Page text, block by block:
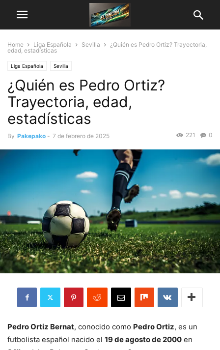
Home Liga Española Sevilla
¿Quién es Pedro Ortiz? Trayectoria,
edad, estadísticas
Liga Española Sevilla
¿Quién es Pedro Ortiz?
Trayectoria, edad,
estadísticas
By Pakepako - 7 de febrero de 2025 0
221
Pedro Ortiz Bernat, conocido como Pedro Ortiz, es un
futbolista español nacido el 19 de agosto de 2000 en